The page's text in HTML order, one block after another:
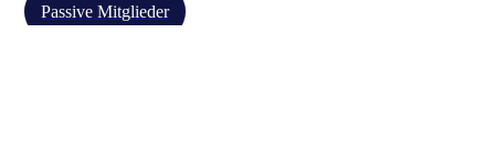
Passive Mitglieder